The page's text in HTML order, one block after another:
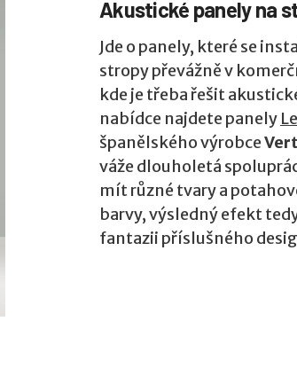
Akustické panely na
Jde o panely, které se
stropy převážně v
kde je třeba řešit
nabídce najdete panely
španělského výrobce
váže dlouholetá
mít různé tvary a
barvy, výsledný efekt
fantazii příslušného